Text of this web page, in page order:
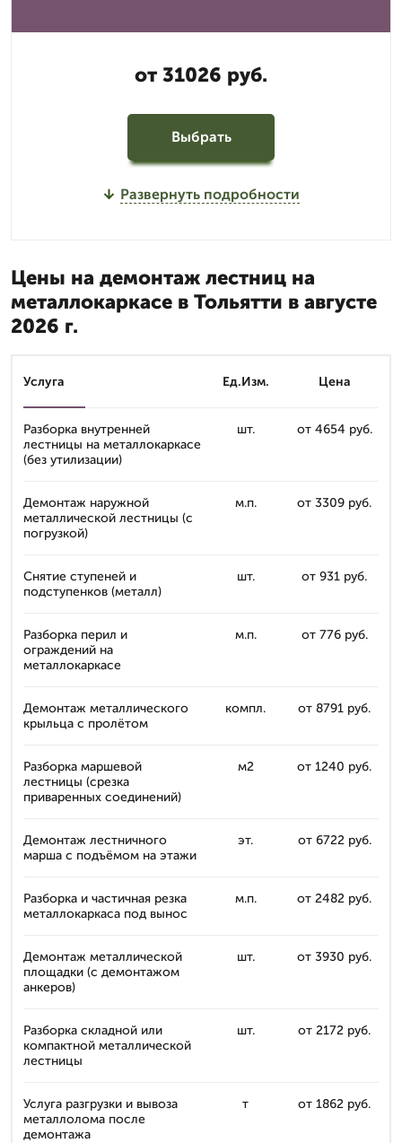
от 31026 руб.
Выбрать
Развернуть подробности
Цены на демонтаж лестниц на
металлокаркасе в Тольятти в августе
2026 г.
Услуга Ед.Изм. Цена
Разборка внутренней
лестницы на металлокаркасе
(без утилизации)
шт. от 4654 руб.
Демонтаж наружной
металлической лестницы (с
погрузкой)
м.п. от 3309 руб.
Снятие ступеней и
подступенков (металл)
шт. от 931 руб.
Разборка перил и
ограждений на
металлокаркасе
м.п. от 776 руб.
Демонтаж металлического
крыльца с пролётом
компл. от 8791 руб.
Разборка маршевой
лестницы (срезка
приваренных соединений)
м2 от 1240 руб.
Демонтаж лестничного
марша с подъёмом на этажи
эт. от 6722 руб.
Разборка и частичная резка
металлокаркаса под вынос
м.п. от 2482 руб.
Демонтаж металлической
площадки (с демонтажом
анкеров)
шт. от 3930 руб.
Разборка складной или
компактной металлической
лестницы
шт. от 2172 руб.
Услуга разгрузки и вывоза
металлолома после
демонтажа
т от 1862 руб.